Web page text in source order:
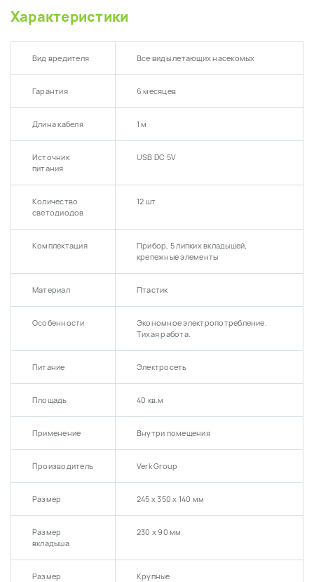
Характеристики
Вид вредителя Все виды летающих насекомых
Гарантия 6 месяцев
Длина кабеля 1 м
Источник
питания
USB DC 5V
Количество
светодиодов
12 шт
Комплектация
Прибор, 5 липких вкладышей,
крепежные элементы
Материал Птастик
Особенности
Экономное электропотребление.
Тихая работа.
Питание Электросеть
Площадь 40 кв.м
Применение Внутри помещения
Производитель Verk Group
Размер 245 х 350 х 140 мм
Размер
вкладыша
230 х 90 мм
Размер
Крупные